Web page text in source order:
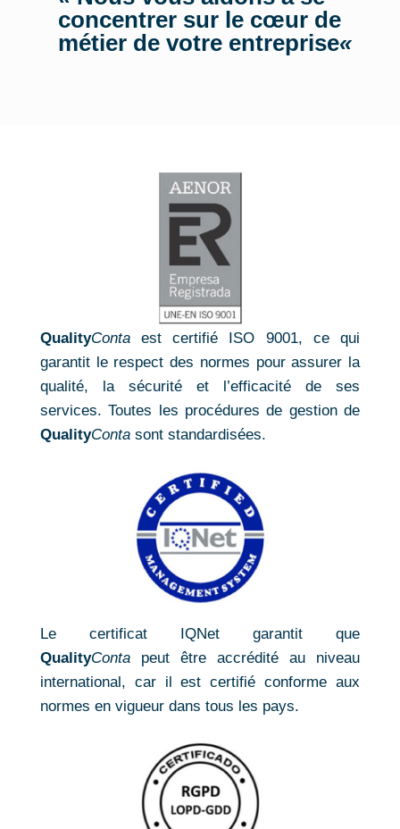
concentrer sur le cœur de
métier de votre entreprise«
QualityContaest certifié ISO 9001, ce qui
garantit le respect des normes pour assurer la
qualité, la sécurité et l’efficacité de ses
services. Toutes les procédures de gestion de
QualityContasont standardisées.
Le certificat IQNet garantit que
QualityContapeut être accrédité au niveau
international, car il est certifié conforme aux
normes en vigueur dans tous les pays.